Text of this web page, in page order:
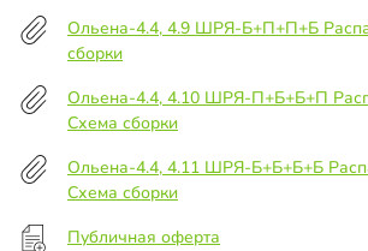
Ольена-4.4, 4.9 ШРЯ-Б+П+П+Б
сборки
Ольена-4.4, 4.10 ШРЯ-П+Б+Б+П
Схема сборки
Ольена-4.4, 4.11 ШРЯ-Б+Б+Б+Б
Схема сборки
Публичная оферта